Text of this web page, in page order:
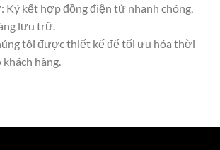
Ký kết hợp đồng điện tử nhanh chóng,
lưu trữ.
tôi được thiết kế để tối ưu hóa thời
hàng.